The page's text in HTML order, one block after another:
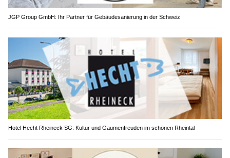
JGP Group GmbH: Ihr Partner für Gebäudesanierung in der Schweiz
Hotel Hecht Rheineck SG: Kultur und Gaumenfreuden im schönen Rheintal